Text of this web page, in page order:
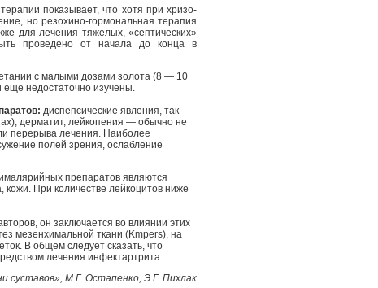
показывает, что хотя при хризо-
но резохино-гормональная терапия
для лечения тяжелых, «септических»
проведено от начала до конца в
с малыми дозами золота (8 — 10
недостаточно изучены.
диспепсические явления, так
дерматит, лейкопения — обычно не
перерыва лечения. Наиболее
полей зрения, ослабление
препаратов являются
При количестве лейкоцитов ниже
он заключается во влиянии этих
мезенхимальной ткани (Kmpers), на
В общем следует сказать, что
лечения инфектартрита.
суставов», М.Г. Остапенко, Э.Г. Пихлак